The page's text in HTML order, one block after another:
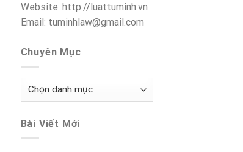
Website: http://luattuminh.vn
Email: tuminhlaw@gmail.com
Chuyên Mục
Chuyên
Bài Viết Mới